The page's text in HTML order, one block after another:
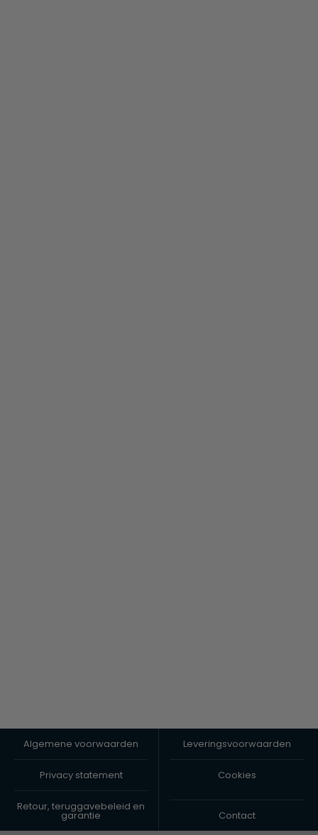
Algemene voorwaarden Leveringsvoorwaarden
Privacy statement Cookies
Retour, teruggavebeleid en
garantie Contact